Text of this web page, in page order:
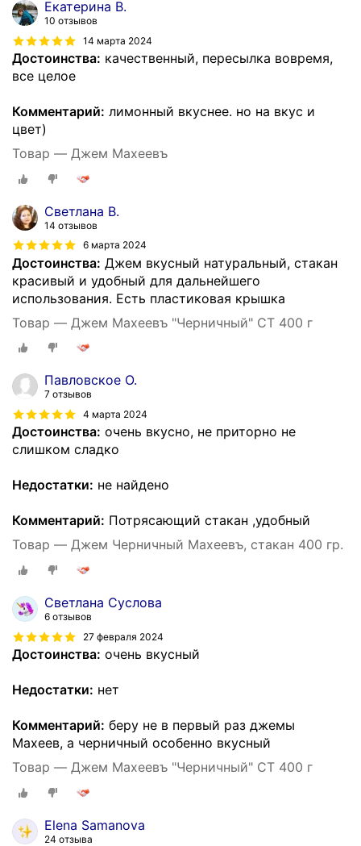
Екатерина В.
10 отзывов
14 марта 2024
Достоинства: качественный, пересылка вовремя,
все целое
Комментарий: лимонный вкуснее. но на вкус и
цвет)
Товар — Джем Махеевъ
Светлана В.
14 отзывов
6 марта 2024
Достоинства: Джем вкусный натуральный, стакан
красивый и удобный для дальнейшего
использования. Есть пластиковая крышка
Товар — Джем Махеевъ "Черничный" СТ 400 г
Павловское О.
7 отзывов
4 марта 2024
Достоинства: очень вкусно, не приторно не
слишком сладко
Недостатки: не найдено
Комментарий: Потрясающий стакан ,удобный
Товар — Джем Черничный Махеевъ, стакан 400 гр.
Светлана Суслова
6 отзывов
27 февраля 2024
Достоинства: очень вкусный
Недостатки: нет
Комментарий: беру не в первый раз джемы
Махеев, а черничный особенно вкусный
Товар — Джем Махеевъ "Черничный" СТ 400 г
Elena Samanova
24 отзыва